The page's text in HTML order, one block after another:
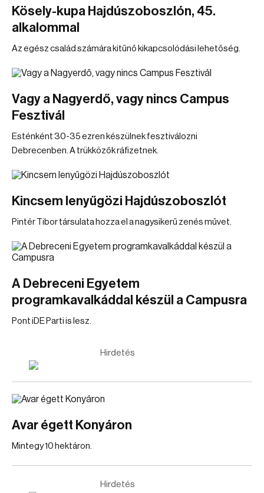
Kösely-kupa Hajdúszoboszlón, 45.
alkalommal
Az egész család számára kitűnő kikapcsolódási lehetőség.
Vagy a Nagyerdő, vagy nincs Campus
Fesztivál
Esténként 30-35 ezren készülnek fesztiválozni
Debrecenben. A trükközők ráfizetnek.
Kincsem lenyűgözi Hajdúszoboszlót
Pintér Tibor társulata hozza el a nagysikerű zenés művet.
A Debreceni Egyetem
programkavalkáddal készül a Campusra
Pont iDE Parti is lesz.
Hirdetés
Avar égett Konyáron
Mintegy 10 hektáron.
Hirdetés